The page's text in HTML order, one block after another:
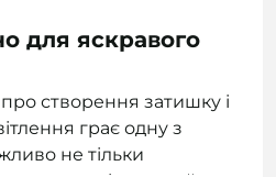
для яскравого
створення затишку і
грає одну з
не тільки